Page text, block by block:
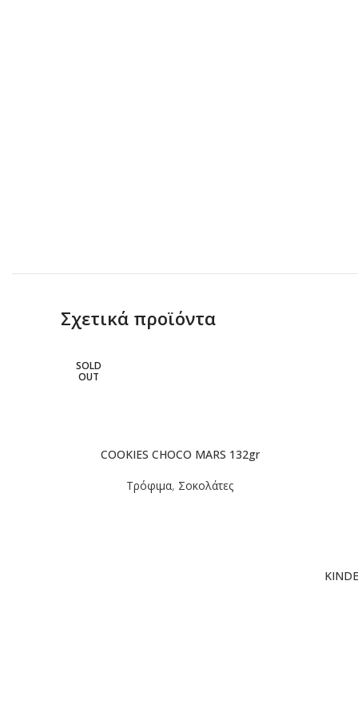
Σχετικά προϊόντα
SOLD
OUT
COOKIES CHOCO MARS 132gr
Τρόφιμα, Σοκολάτες